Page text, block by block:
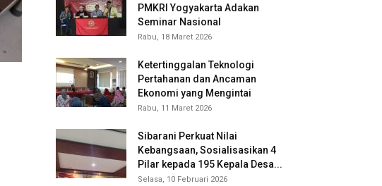
PMKRI Yogyakarta Adakan
Seminar Nasional
Rabu, 18 Maret 2026
Ketertinggalan Teknologi
Pertahanan dan Ancaman
Ekonomi yang Mengintai
Rabu, 11 Maret 2026
Sibarani Perkuat Nilai
Kebangsaan, Sosialisasikan 4
Pilar kepada 195 Kepala Desa...
Selasa, 10 Februari 2026